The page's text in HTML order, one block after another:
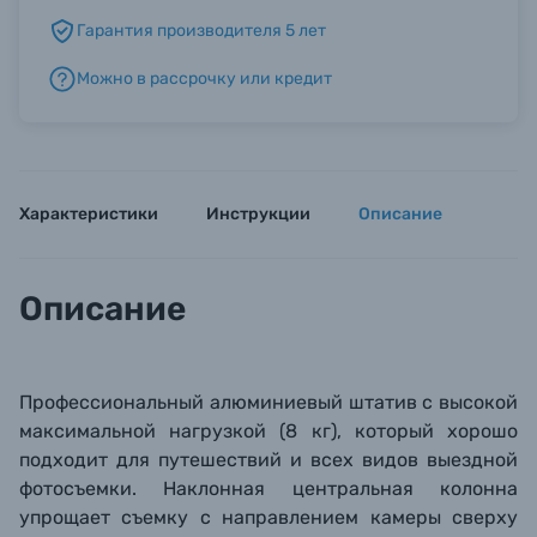
Б/У фототехника (Комиссионные товары)
Гарантия производителя 5 лет
Можно в рассрочку или кредит
Характеристики Инструкции Описание
Описание
Профессиональный алюминиевый штатив с высокой
максимальной нагрузкой (8 кг), который хорошо
подходит для путешествий и всех видов выездной
фотосъемки. Наклонная центральная колонна
упрощает съемку с направлением камеры сверху